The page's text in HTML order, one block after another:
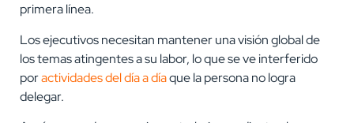
primera línea.
Los ejecutivos necesitan mantener una visión global de
los temas atingentes a su labor, lo que se ve interferido
poractividades del día a díaque la persona no logra
delegar.